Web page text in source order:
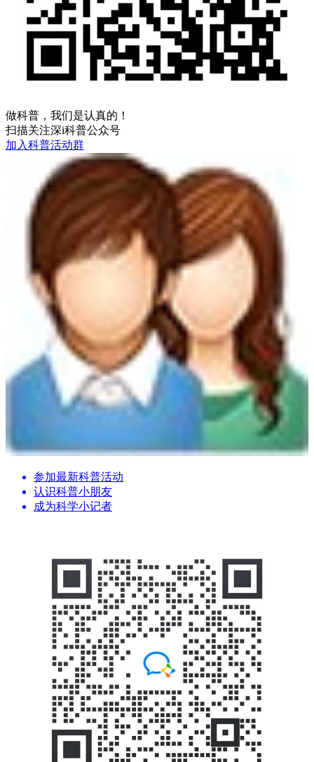
做科普，我们是认真的！
扫描关注深i科普公众号
加入科普活动群
参加最新科普活动
认识科普小朋友
成为科学小记者